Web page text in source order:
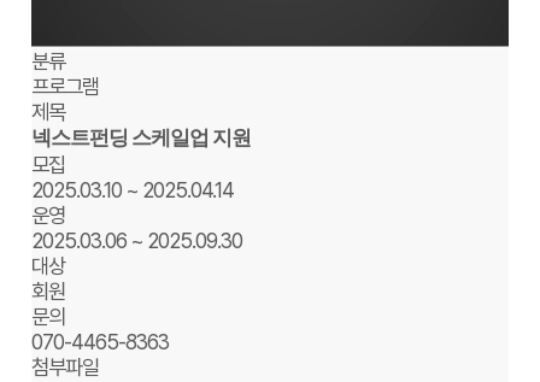
분류
프로그램
제목
넥스트펀딩 스케일업 지원
모집
2025.03.10 ~ 2025.04.14
운영
2025.03.06 ~ 2025.09.30
대상
회원
문의
070-4465-8363
첨부파일